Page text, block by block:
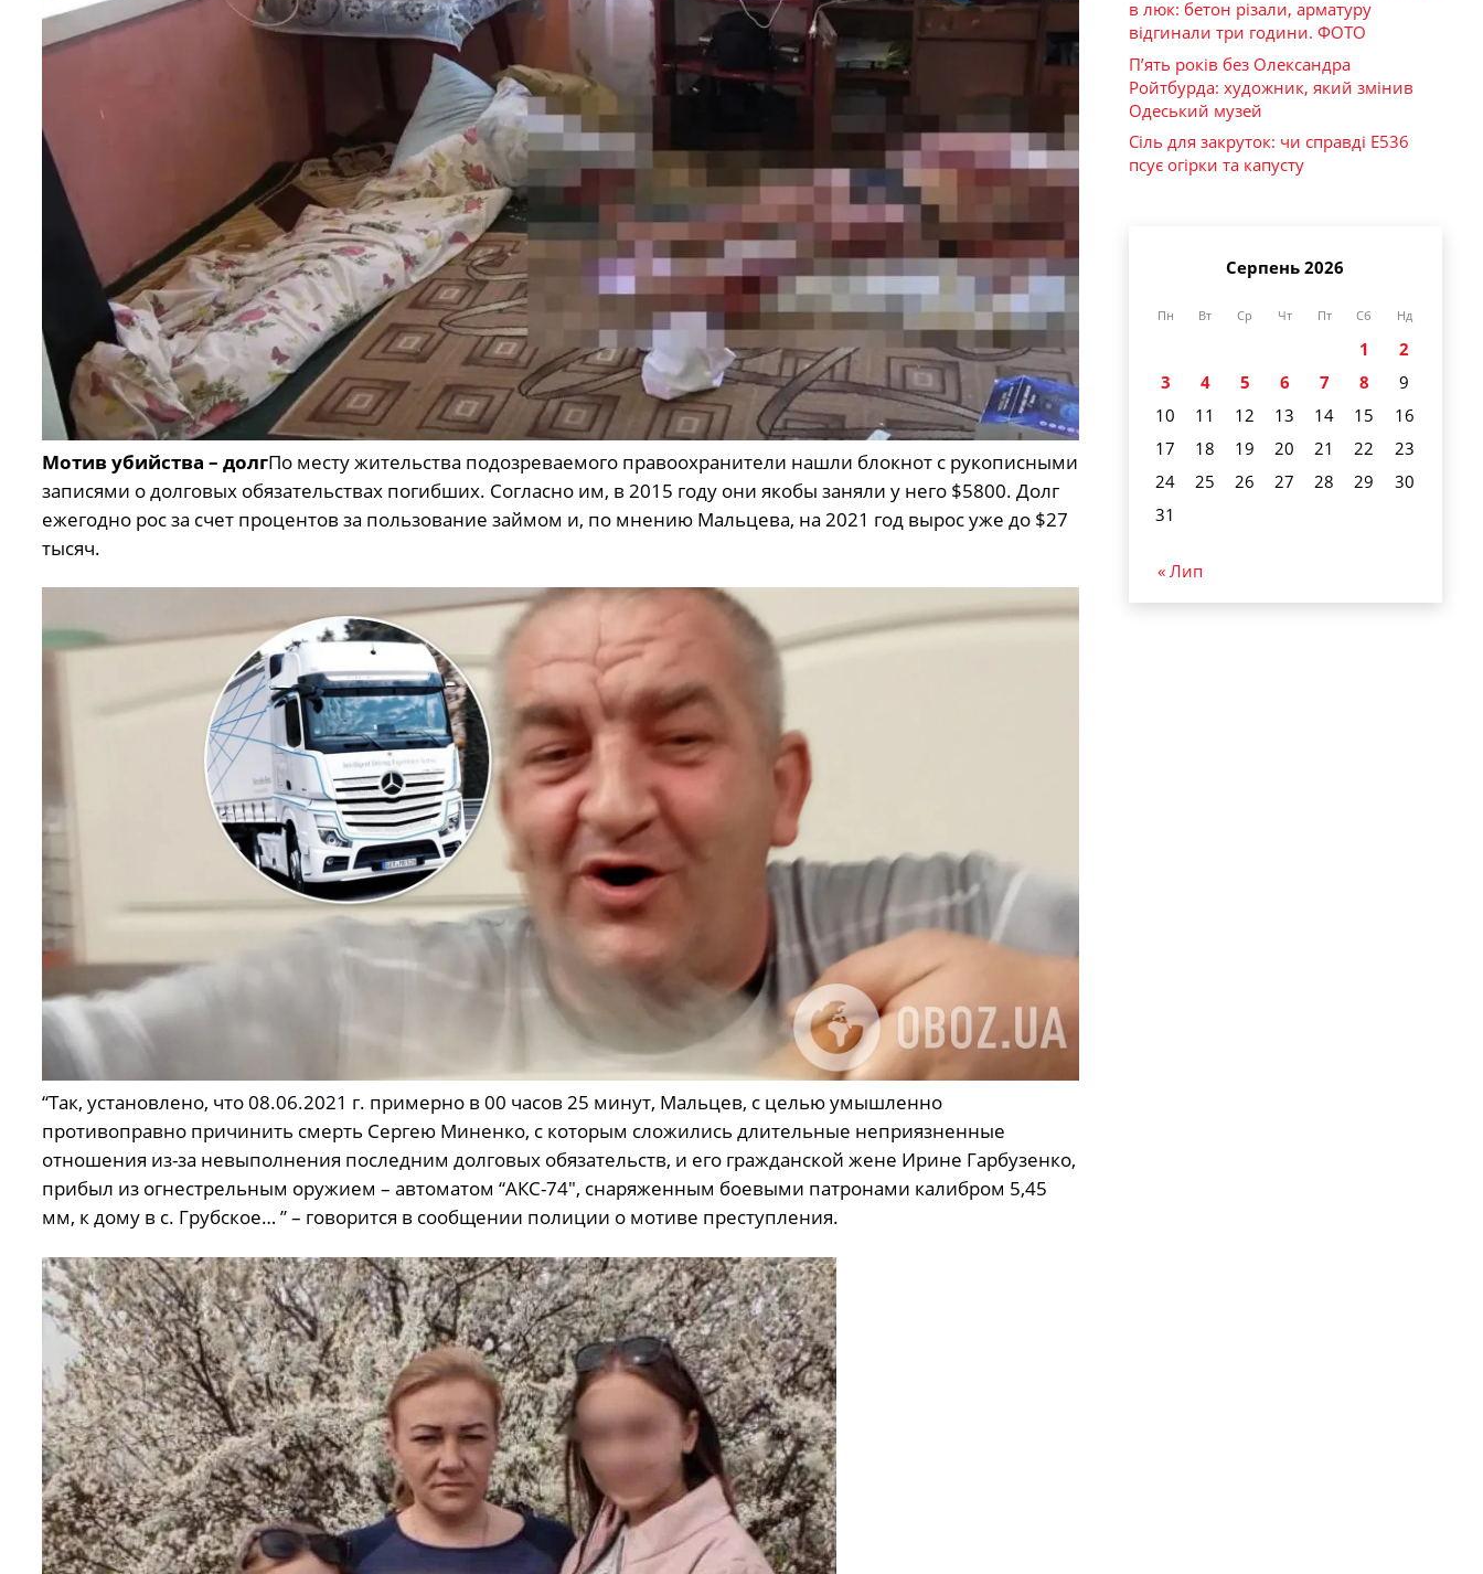
Мотив убийства – долгПо месту жительства подозреваемого правоохранители нашли блокнот с рукописными
записями о долговых обязательствах погибших. Согласно им, в 2015 году они якобы заняли у него $5800. Долг
ежегодно рос за счет процентов за пользование займом и, по мнению Мальцева, на 2021 год вырос уже до $27
тысяч.
“Так, установлено, что 08.06.2021 г. примерно в 00 часов 25 минут, Мальцев, с целью умышленно
противоправно причинить смерть Сергею Миненко, с которым сложились длительные неприязненные
отношения из-за невыполнения последним долговых обязательств, и его гражданской жене Ирине Гарбузенко,
прибыл из огнестрельным оружием – автоматом “АКС-74″, снаряженным боевыми патронами калибром 5,45
мм, к дому в с. Грубское… ” – говорится в сообщении полиции о мотиве преступления.
в люк: бетон різали, арматуру
відгинали три години. ФОТО
П’ять років без Олександра
Ройтбурда: художник, який змінив
Одеський музей
Сіль для закруток: чи справді Е536
псує огірки та капусту
Серпень 2026
Пн Вт Ср Чт Пт Сб Нд
1
2
3
4 5 6 7 8
9
10
11 12 13 14 15
16
17
18 19 20 21 22
23
24
25 26 27 28 29
30
31
« Лип